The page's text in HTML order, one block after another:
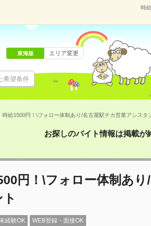
時
希望条件
東海版 エリア変更
時給1500円！\フォロー体制あり/名古屋駅チカ営業アシスタ
お探しのバイト情報は掲載が
円！\フォロー体制あ
経験OK WEB登録・面接OK